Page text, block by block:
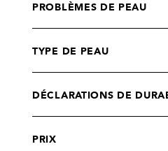
Dr. Barbara Sturm
Forlle'd
Grown Alchemist
HMN Skincare
PROBLÈMES DE PEAU
TYPE DE PEAU
DÉCLARATIONS DE
PRIX